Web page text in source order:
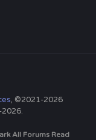
, ©2021-2026
All Forums Read